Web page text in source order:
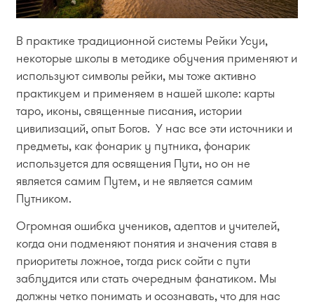
В практике традиционной системы Рейки Усуи,
некоторые школы в методике обучения применяют и
используют символы рейки, мы тоже активно
практикуем и применяем в нашей школе: карты
таро, иконы, священные писания, истории
цивилизаций, опыт Богов. У нас все эти источники и
предметы, как фонарик у путника, фонарик
используется для освящения Пути, но он не
является самим Путем, и не является самим
Путником.
Огромная ошибка учеников, адептов и учителей,
когда они подменяют понятия и значения ставя в
приоритеты ложное, тогда риск сойти с пути
заблудится или стать очередным фанатиком. Мы
должны четко понимать и осознавать, что для нас